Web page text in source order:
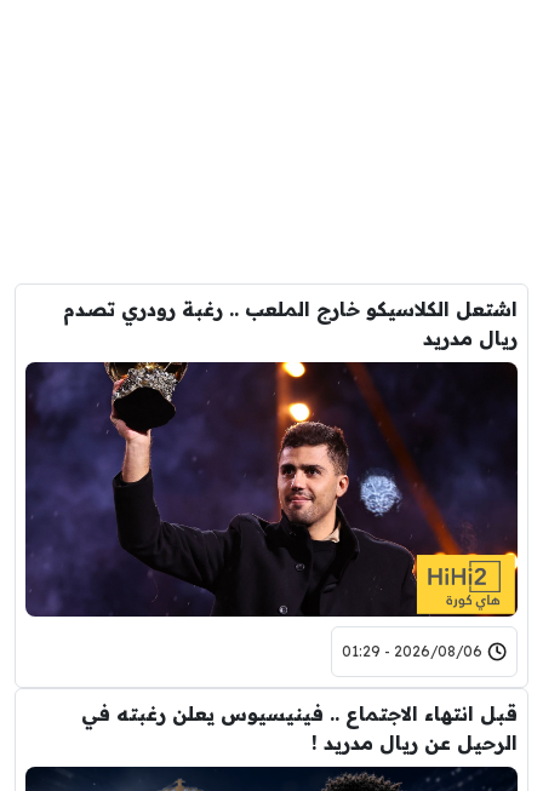
اشتعل الكلاسيكو خارج الملعب .. رغبة رودري تصدم
ريال مدريد
2026/08/06 - 01:29
قبل انتهاء الاجتماع .. فينيسيوس يعلن رغبته في
الرحيل عن ريال مدريد !